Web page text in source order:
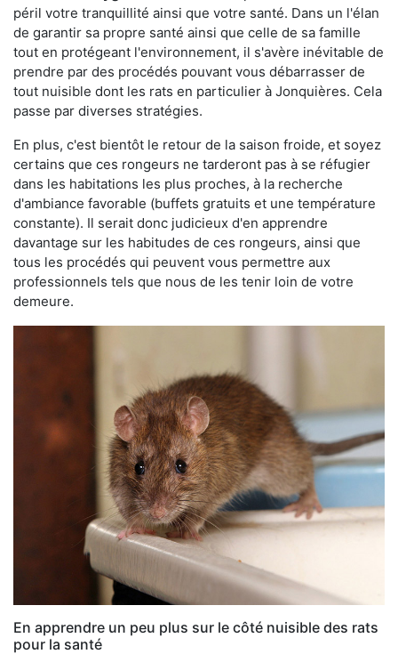
péril votre tranquillité ainsi que votre santé. Dans un l'élan
de garantir sa propre santé ainsi que celle de sa famille
tout en protégeant l'environnement, il s'avère inévitable de
prendre par des procédés pouvant vous débarrasser de
tout nuisible dont les rats en particulier à Jonquières. Cela
passe par diverses stratégies.
En plus, c'est bientôt le retour de la saison froide, et soyez
certains que ces rongeurs ne tarderont pas à se réfugier
dans les habitations les plus proches, à la recherche
d'ambiance favorable (buffets gratuits et une température
constante). Il serait donc judicieux d'en apprendre
davantage sur les habitudes de ces rongeurs, ainsi que
tous les procédés qui peuvent vous permettre aux
professionnels tels que nous de les tenir loin de votre
demeure.
En apprendre un peu plus sur le côté nuisible des rats
pour la santé